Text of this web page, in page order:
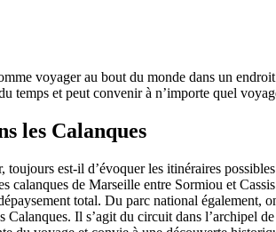
voyager au bout du monde dans un
temps et peut convenir à n’importe quel
les Calanques
est-il d’évoquer les itinéraires
calanques de Marseille entre Sormiou et
total. Du parc national
Calanques. Il s’agit du circuit dans l’archipel